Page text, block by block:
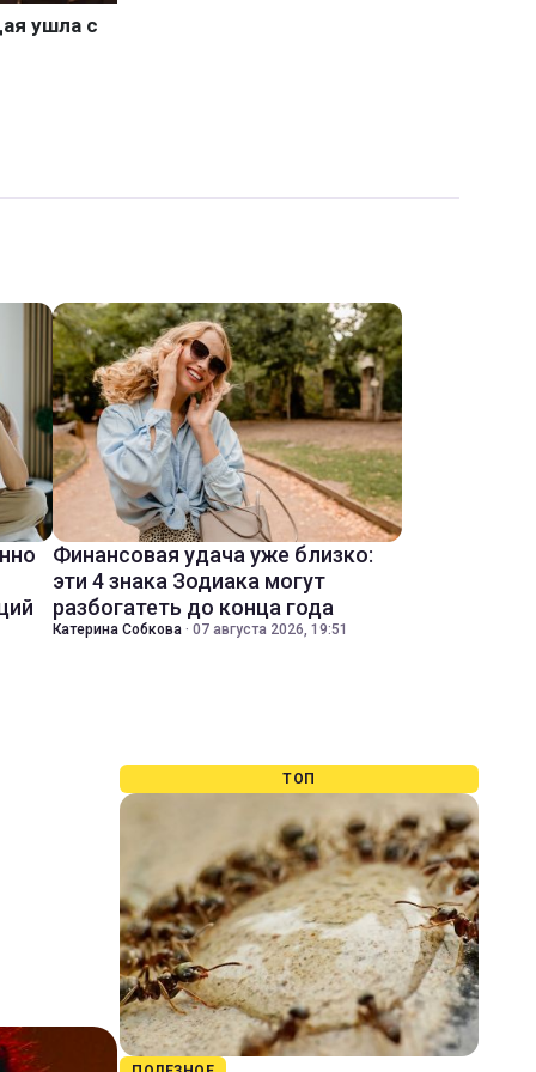
Финансовая удача уже близко:
эти 4 знака Зодиака могут
разбогатеть до конца года
Катерина Собкова · 07 августа 2026, 19:51
ТОП